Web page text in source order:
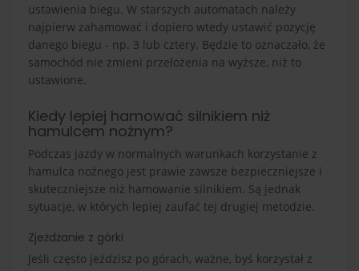
ustawienia biegu. W starszych automatach należy
najpierw zahamować i dopiero wtedy ustawić pozycję
danego biegu - np. 3 lub cztery. Będzie to oznaczało, że
samochód nie zmieni przełożenia na wyższe, niż to
ustawione.
Kiedy lepiej hamować silnikiem niż
hamulcem nożnym?
Podczas jazdy w normalnych warunkach korzystanie z
hamulca nożnego jest prawie zawsze bezpieczniejsze i
skuteczniejsze niż hamowanie silnikiem. Są jednak
sytuacje, w których lepiej zaufać tej drugiej metodzie.
Zjeżdżanie z górki
Jeśli często jeździsz po górach, ważne, byś korzystał z